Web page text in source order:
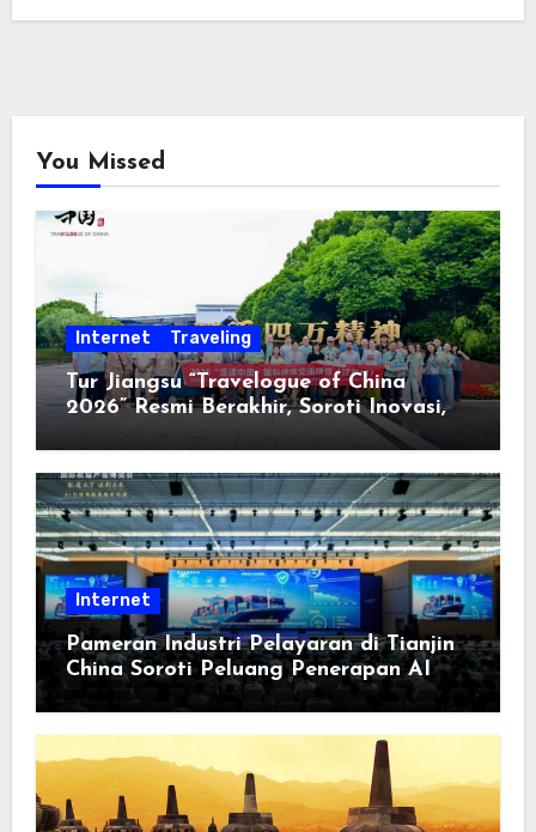
You Missed
Internet Traveling
Tur Jiangsu “Travelogue of China
2026” Resmi Berakhir, Soroti Inovasi,
Keterbukaan, dan Pembangunan
Berorientasi pada Masyarakat
Internet
Pameran Industri Pelayaran di Tianjin
China Soroti Peluang Penerapan AI